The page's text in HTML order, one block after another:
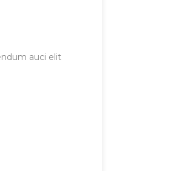
auci elit